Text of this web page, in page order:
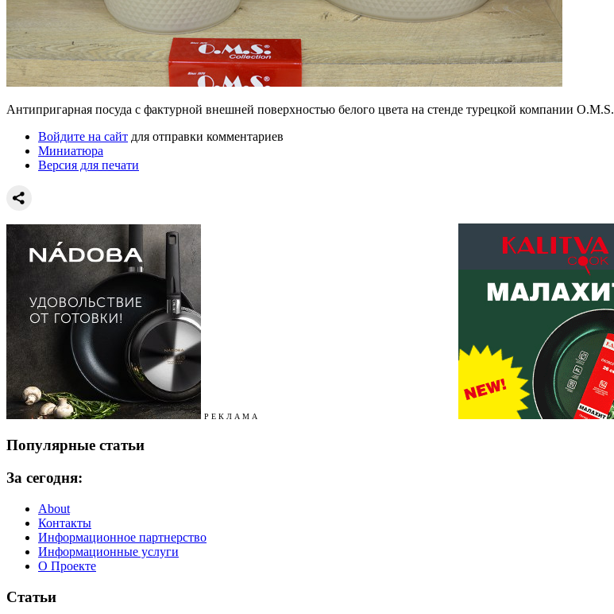
Антипригарная посуда с фактурной внешней поверхностью белого цвета на стенде турецкой компании O.M.S.
Войдите на сайт для отправки комментариев
Миниатюра
Версия для печати
Р Е К Л А М А
Популярные статьи
За сегодня:
About
Контакты
Информационное партнерство
Информационные услуги
О Проекте
Статьи